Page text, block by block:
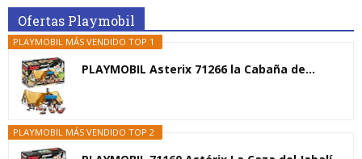
Ofertas Playmobil
PLAYMOBIL MÁS VENDIDO TOP 1
PLAYMOBIL Asterix 71266 la Cabaña de...
PLAYMOBIL MÁS VENDIDO TOP 2